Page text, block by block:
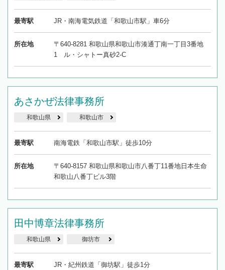
最寄駅 JR・南海電気鉄道「和歌山市駅」車6分
所在地
〒640-8281 和歌山県和歌山市湊通丁南一丁目3番地
1 ル・シャトー真砂2-C
あさかぜ法律事務所
和歌山県 和歌山市
最寄駅 南海電鉄「和歌山市駅」徒歩10分
所在地
〒640-8157 和歌山県和歌山市八番丁11番地日本生命
和歌山八番丁ビル3階
田中博章法律事務所
和歌山県 御坊市
最寄駅 JR・紀州鉄道「御坊駅」徒歩1分